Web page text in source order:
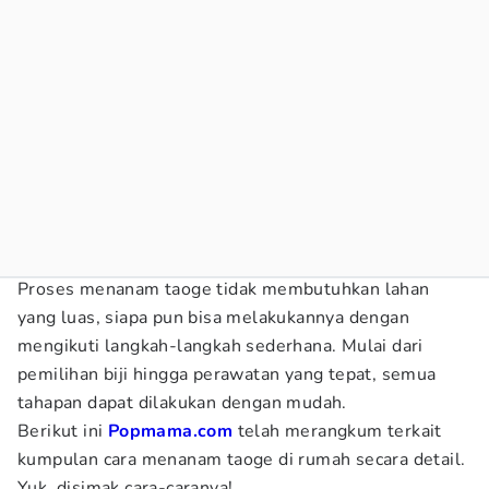
Proses menanam taoge tidak membutuhkan lahan
yang luas, siapa pun bisa melakukannya dengan
mengikuti langkah-langkah sederhana. Mulai dari
pemilihan biji hingga perawatan yang tepat, semua
tahapan dapat dilakukan dengan mudah.
Berikut ini Popmama.com telah merangkum terkait
kumpulan cara menanam taoge di rumah secara detail.